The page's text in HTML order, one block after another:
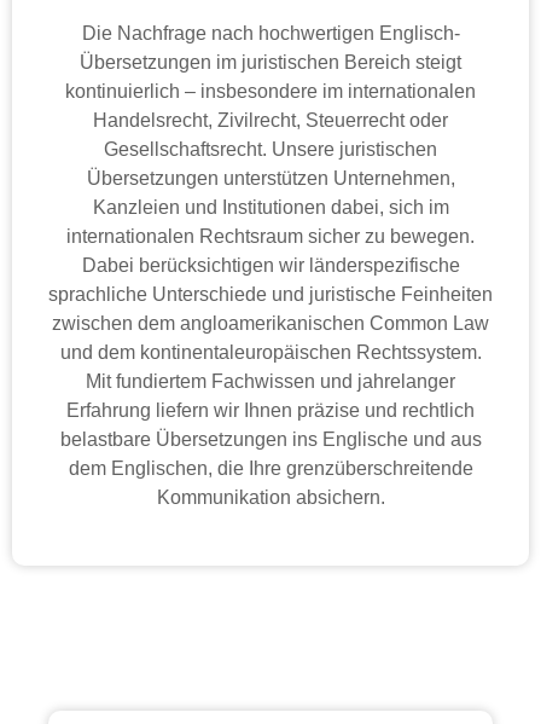
Die Nachfrage nach hochwertigen Englisch-
Übersetzungen im juristischen Bereich steigt
kontinuierlich – insbesondere im internationalen
Handelsrecht, Zivilrecht, Steuerrecht oder
Gesellschaftsrecht. Unsere juristischen
Übersetzungen unterstützen Unternehmen,
Kanzleien und Institutionen dabei, sich im
internationalen Rechtsraum sicher zu bewegen.
Dabei berücksichtigen wir länderspezifische
sprachliche Unterschiede und juristische Feinheiten
zwischen dem angloamerikanischen Common Law
und dem kontinentaleuropäischen Rechtssystem.
Mit fundiertem Fachwissen und jahrelanger
Erfahrung liefern wir Ihnen präzise und rechtlich
belastbare Übersetzungen ins Englische und aus
dem Englischen, die Ihre grenzüberschreitende
Kommunikation absichern.